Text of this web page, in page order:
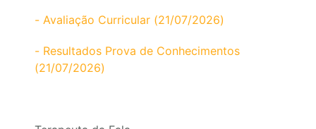
- Avaliação Curricular (21/07/2026)
- Resultados Prova de Conhecimentos
(21/07/2026)